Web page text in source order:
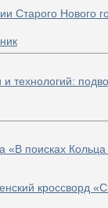
Старого Нового
и технологий:
«В поисках Кольца
кроссворд